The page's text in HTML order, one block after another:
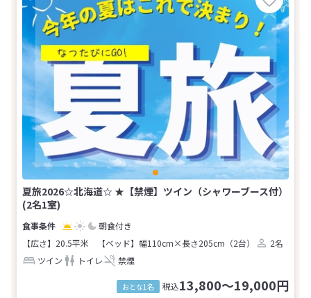
夏旅2026☆北海道☆ ★【禁煙】ツイン（シャワーブース付）
(2名1室)
朝食付き
【広さ】20.5平米
【ベッド】幅110cm×長さ205cm（2台）
2名
ツイン
トイレ 禁煙
おとな1名 税込13,800～19,000円